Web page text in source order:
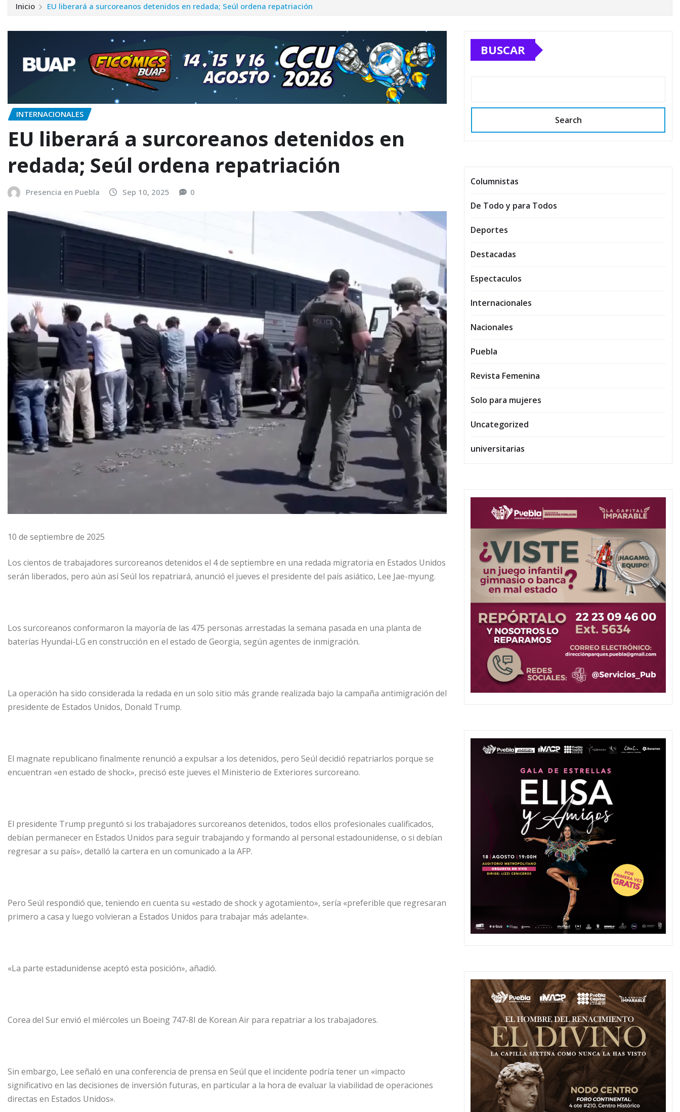
Inicio EU liberará a surcoreanos detenidos en redada; Seúl ordena repatriación
INTERNACIONALES
EU liberará a surcoreanos detenidos en
redada; Seúl ordena repatriación
Presencia en Puebla Sep 10, 2025 0
10 de septiembre de 2025
Los cientos de trabajadores surcoreanos detenidos el 4 de septiembre en una redada migratoria en Estados Unidos
serán liberados, pero aún así Seúl los repatriará, anunció el jueves el presidente del país asiático, Lee Jae-myung.
Los surcoreanos conformaron la mayoría de las 475 personas arrestadas la semana pasada en una planta de
baterías Hyundai-LG en construcción en el estado de Georgia, según agentes de inmigración.
La operación ha sido considerada la redada en un solo sitio más grande realizada bajo la campaña antimigración del
presidente de Estados Unidos, Donald Trump.
El magnate republicano finalmente renunció a expulsar a los detenidos, pero Seúl decidió repatriarlos porque se
encuentran «en estado de shock», precisó este jueves el Ministerio de Exteriores surcoreano.
El presidente Trump preguntó si los trabajadores surcoreanos detenidos, todos ellos profesionales cualificados,
debían permanecer en Estados Unidos para seguir trabajando y formando al personal estadounidense, o si debían
regresar a su país», detalló la cartera en un comunicado a la AFP.
Pero Seúl respondió que, teniendo en cuenta su «estado de shock y agotamiento», sería «preferible que regresaran
primero a casa y luego volvieran a Estados Unidos para trabajar más adelante».
«La parte estadunidense aceptó esta posición», añadió.
Corea del Sur envió el miércoles un Boeing 747-8I de Korean Air para repatriar a los trabajadores.
Sin embargo, Lee señaló en una conferencia de prensa en Seúl que el incidente podría tener un «impacto
significativo en las decisiones de inversión futuras, en particular a la hora de evaluar la viabilidad de operaciones
directas en Estados Unidos».
BUSCAR
Search
Columnistas
De Todo y para Todos
Deportes
Destacadas
Espectaculos
Internacionales
Nacionales
Puebla
Revista Femenina
Solo para mujeres
Uncategorized
universitarias